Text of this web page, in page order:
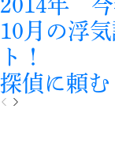
2014年 今
10月の浮
ト！
探偵に頼
P
N